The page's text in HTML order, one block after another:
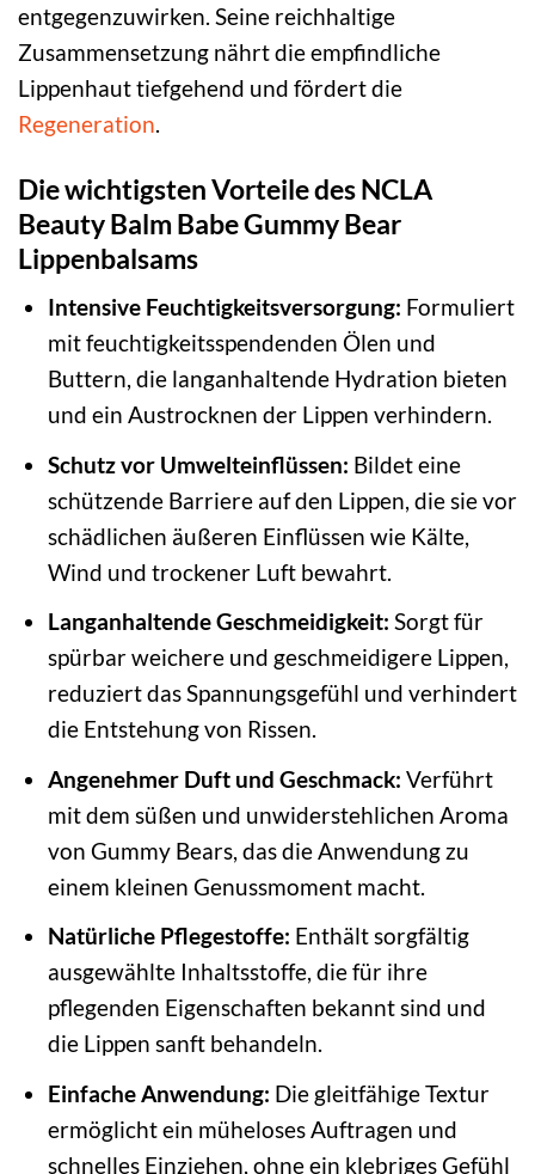
entgegenzuwirken. Seine reichhaltige
Zusammensetzung nährt die empfindliche
Lippenhaut tiefgehend und fördert die
Regeneration
Die wichtigsten Vorteile des NCLA
Beauty Balm Babe Gummy Bear
Lippenbalsams
Intensive Feuchtigkeitsversorgung: Formuliert
mit feuchtigkeitsspendenden Ölen und
Buttern, die langanhaltende Hydration bieten
und ein Austrocknen der Lippen verhindern.
Schutz vor Umwelteinflüssen: Bildet eine
schützende Barriere auf den Lippen, die sie vor
schädlichen äußeren Einflüssen wie Kälte,
Wind und trockener Luft bewahrt.
Langanhaltende Geschmeidigkeit: Sorgt für
spürbar weichere und geschmeidigere Lippen,
reduziert das Spannungsgefühl und verhindert
die Entstehung von Rissen.
Angenehmer Duft und Geschmack: Verführt
mit dem süßen und unwiderstehlichen Aroma
von Gummy Bears, das die Anwendung zu
einem kleinen Genussmoment macht.
Natürliche Pflegestoffe: Enthält sorgfältig
ausgewählte Inhaltsstoffe, die für ihre
pflegenden Eigenschaften bekannt sind und
die Lippen sanft behandeln.
Einfache Anwendung: Die gleitfähige Textur
ermöglicht ein müheloses Auftragen und
schnelles Einziehen, ohne ein klebriges Gefühl